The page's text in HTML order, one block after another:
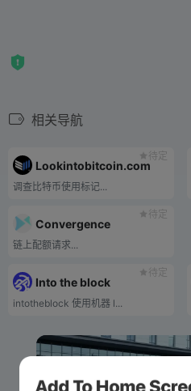
相关导航
待定
Lookintobitcoin.com
调查比特币使用标记...
待定
Convergence
链上配额请求...
待定
Into the block
intotheblock 使用机器 l...
×